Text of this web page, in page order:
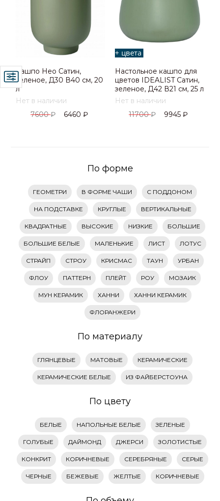
Кашпо Нео Сатин,
зеленое, Д30 В40 см, 20
л
Нет в наличии
7600₽ 6460₽
+ цвета
Настольное кашпо для
цветов IDEALIST Сатин,
зеленое, Д42 В21 см, 25 л
Нет в наличии
11700₽ 9945₽
По форме
ГЕОМЕТРИ В ФОРМЕ ЧАШИ С ПОДДОНОМ
НА ПОДСТАВКЕ КРУГЛЫЕ ВЕРТИКАЛЬНЫЕ
КВАДРАТНЫЕ ВЫСОКИЕ НИЗКИЕ БОЛЬШИЕ
БОЛЬШИЕ БЕЛЫЕ МАЛЕНЬКИЕ ЛИСТ ЛОТУС
СТРАЙП СТРОУ КРИСМАС ТАУН УРБАН
ФЛОУ ПАТТЕРН ПЛЕЙТ РОУ МОЗАИК
МУН КЕРАМИК ХАННИ ХАННИ КЕРАМИК
ФЛОРАНЖЕРИ
По материалу
ГЛЯНЦЕВЫЕ МАТОВЫЕ КЕРАМИЧЕСКИЕ
КЕРАМИЧЕСКИЕ БЕЛЫЕ ИЗ ФАЙБЕРСТОУНА
По цвету
БЕЛЫЕ НАПОЛЬНЫЕ БЕЛЫЕ ЗЕЛЕНЫЕ
ГОЛУБЫЕ ДАЙМОНД ДЖЕРСИ ЗОЛОТИСТЫЕ
КОНКРИТ КОРИЧНЕВЫЕ СЕРЕБРЯНЫЕ СЕРЫЕ
ЧЕРНЫЕ БЕЖЕВЫЕ ЖЕЛТЫЕ КОРИЧНЕВЫЕ